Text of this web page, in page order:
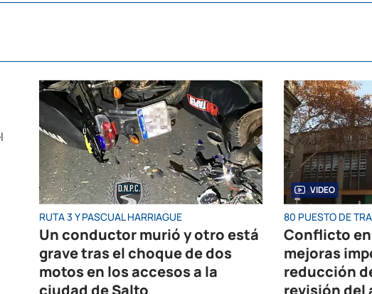
RUTA 3 Y PASCUAL HARRIAGUE
Un conductor murió y otro está
grave tras el choque de dos
motos en los accesos a la
ciudad de Salto
VIDEO
80 PUESTO DE
Conflicto en
mejoras
reducción
revisión del